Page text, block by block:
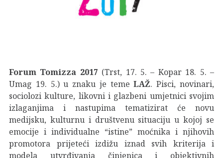
Forum Tomizza 2017 (Trst, 17. 5. – Kopar 18. 5. –
Umag 19. 5.) u znaku je temeLAŽ. Pisci, novinari,
sociolozi kulture, likovni i glazbeni umjetnici svojim
izlaganjima i nastupima tematizirat će novu
medijsku, kulturnu i društvenu situaciju u kojoj se
emocije i individualne “istine” moćnika i njihovih
promotora prijeteći izdižu iznad svih kriterija i
modela utvrđivanja činjenica i objektivnih